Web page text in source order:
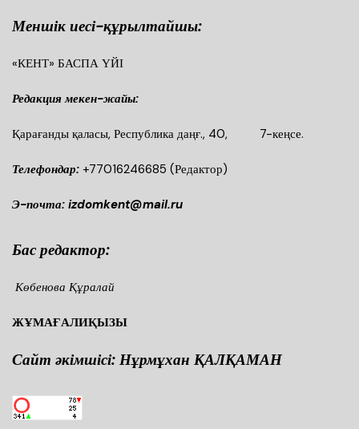
Меншік иесі-құрылтайшы:
«КЕНТ» БАСПА ҮЙІ
Редакция мекен-жайы:
Қарағанды қаласы, Республика даңғ., 40, 7-кеңсе.
Телефондар: +77016246685 (Редактор)
Э-почта: izdomkent@mail.ru
Бас редактор:
Көбенова Құралай
ЖҰМАҒАЛИҚЫЗЫ
Сайт әкімшісі: Нұрмұхан ҚАЛҚАМАН